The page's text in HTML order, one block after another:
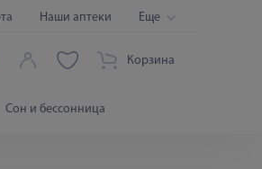
Наши аптеки Еще
Корзина
Сон и бессонница